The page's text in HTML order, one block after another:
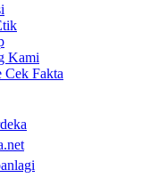
Kami
Cek Fakta